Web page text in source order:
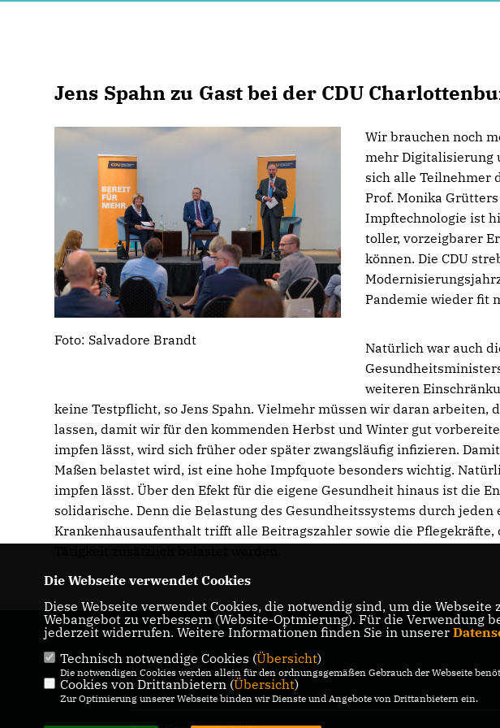
Jens Spahn zu Gast bei der CDU
Foto: Salvadore Brandt
Wir brauchen noch
mehr Digitalisierung
sich alle Teilnehmer
Prof. Monika
Impftechnologie ist
toller, vorzeigbarer
können. Die CDU
Pandemie wieder fit
Natürlich war auch
weiteren
keine Testpflicht, so Jens Spahn. Vielmehr müssen wir daran arbeiten,
lassen, damit wir für den kommenden Herbst und Winter gut
impfen lässt, wird sich früher oder später zwangsläufig infizieren.
Maßen belastet wird, ist eine hohe Impfquote besonders wichtig.
impfen lässt. Über den Efekt für die eigene Gesundheit hinaus ist die
solidarische. Denn die Belastung des Gesundheitssystems durch
Krankenhausaufenthalt trifft alle Beitragszahler sowie die
IMPRESSUM
DATENSCHUTZ
KONTAKT
Die Webseite verwendet Cookies
Diese Webseite verwendet Cookies, die notwendig sind, um die
Webangebot zu verbessern (Website-Optmierung). Für die
jederzeit widerrufen. Weitere Informationen finden Sie in unserer
Technisch notwendige Cookies (Übersicht)
Die notwendigen Cookies werden allein für den ordnungsgemäßen Gebrauch der Webseite
Cookies von Drittanbietern (Übersicht)
Zur Optimierung unserer Webseite binden wir Dienste und Angebote von Drittanbietern ein.